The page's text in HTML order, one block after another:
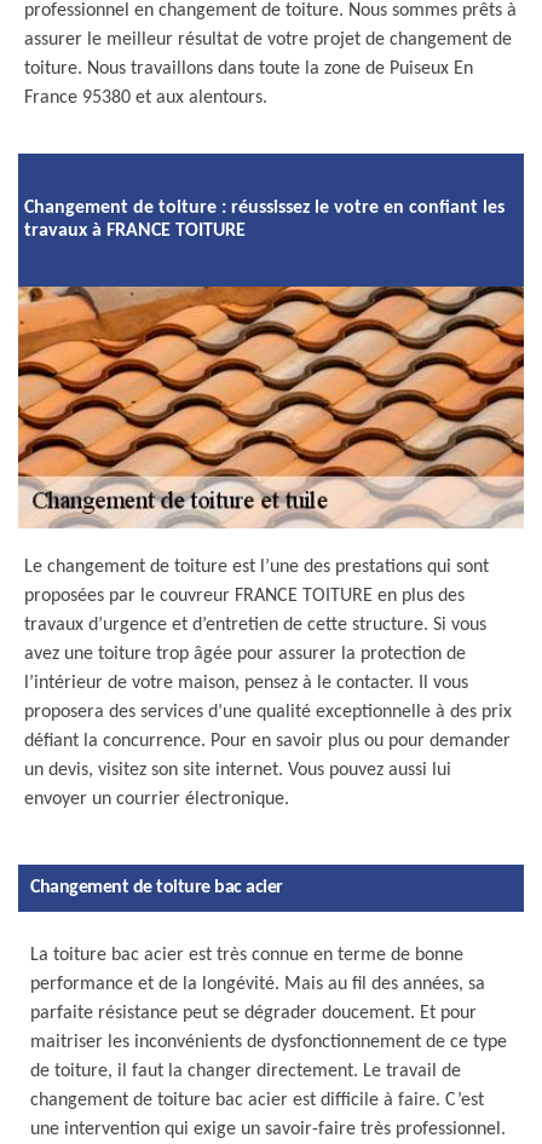
professionnel en changement de toiture. Nous sommes prêts à
assurer le meilleur résultat de votre projet de changement de
toiture. Nous travaillons dans toute la zone de Puiseux En
France 95380 et aux alentours.
Changement de toiture : réussissez le votre en confiant les
travaux à FRANCE TOITURE
Le changement de toiture est l’une des prestations qui sont
proposées par le couvreur FRANCE TOITURE en plus des
travaux d’urgence et d’entretien de cette structure. Si vous
avez une toiture trop âgée pour assurer la protection de
l’intérieur de votre maison, pensez à le contacter. Il vous
proposera des services d’une qualité exceptionnelle à des prix
défiant la concurrence. Pour en savoir plus ou pour demander
un devis, visitez son site internet. Vous pouvez aussi lui
envoyer un courrier électronique.
Changement de toiture bac acier
La toiture bac acier est très connue en terme de bonne
performance et de la longévité. Mais au fil des années, sa
parfaite résistance peut se dégrader doucement. Et pour
maitriser les inconvénients de dysfonctionnement de ce type
de toiture, il faut la changer directement. Le travail de
changement de toiture bac acier est difficile à faire. C’est
une intervention qui exige un savoir-faire très professionnel.